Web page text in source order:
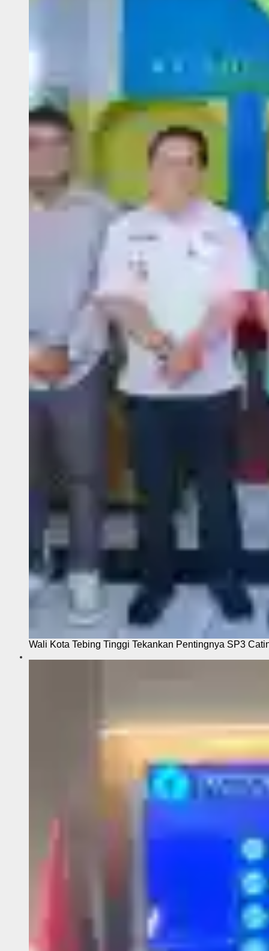
Wali Kota Tebing Tinggi Tekankan Pentingnya SP3